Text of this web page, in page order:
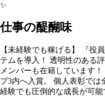
✨
仕事の醍醐味
【未経験でも稼げる】 『役
テムを導入！ 透明性のある
メンバーも在籍しています
プ3内へ入賞。 個人表彰で
経験でも圧倒的な成長が可